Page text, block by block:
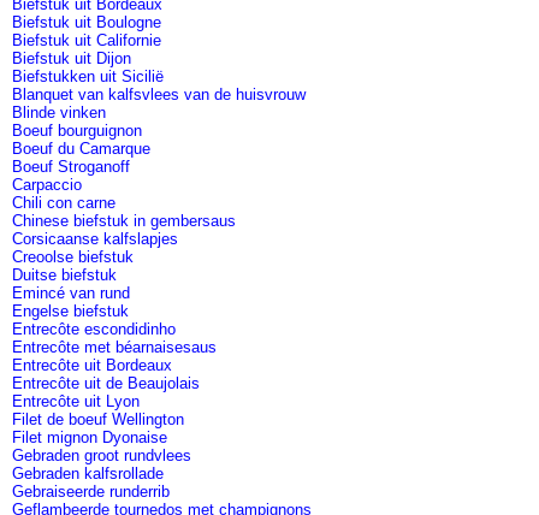
Biefstuk uit Bordeaux
Biefstuk uit Boulogne
Biefstuk uit Californie
Biefstuk uit Dijon
Biefstukken uit Sicilië
Blanquet van kalfsvlees van de huisvrouw
Blinde vinken
Boeuf bourguignon
Boeuf du Camarque
Boeuf Stroganoff
Carpaccio
Chili con carne
Chinese biefstuk in gembersaus
Corsicaanse kalfslapjes
Creoolse biefstuk
Duitse biefstuk
Emincé van rund
Engelse biefstuk
Entrecôte escondidinho
Entrecôte met béarnaisesaus
Entrecôte uit Bordeaux
Entrecôte uit de Beaujolais
Entrecôte uit Lyon
Filet de boeuf Wellington
Filet mignon Dyonaise
Gebraden groot rundvlees
Gebraden kalfsrollade
Gebraiseerde runderrib
Geflambeerde tournedos met champignons